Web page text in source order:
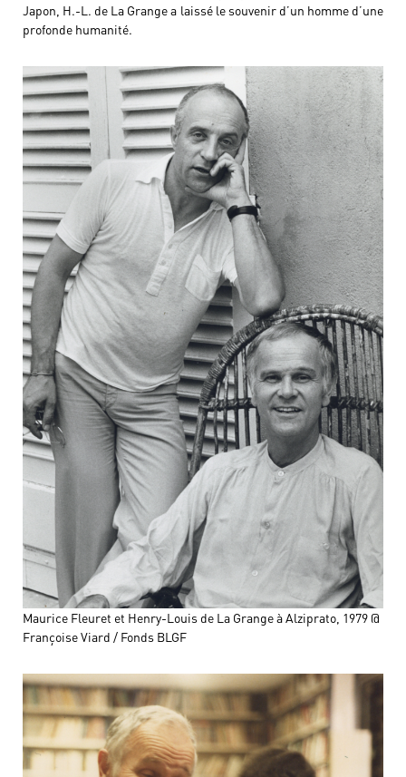
Japon, H.-L. de La Grange a laissé le souvenir d’un homme d’une
profonde humanité.
Maurice Fleuret et Henry-Louis de La Grange à Alziprato, 1979 @
Françoise Viard / Fonds BLGF